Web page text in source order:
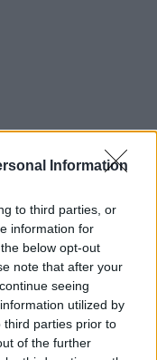
Information
to third parties, or
information for
below opt-out
note that after your
seeing
utilized by
third parties prior to
of the further